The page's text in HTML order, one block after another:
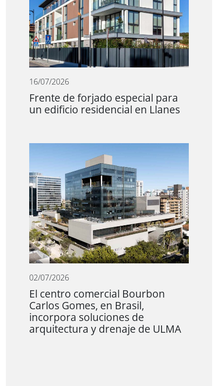
16/07/2026
Frente de forjado especial para
un edificio residencial en Llanes
02/07/2026
El centro comercial Bourbon
Carlos Gomes, en Brasil,
incorpora soluciones de
arquitectura y drenaje de ULMA